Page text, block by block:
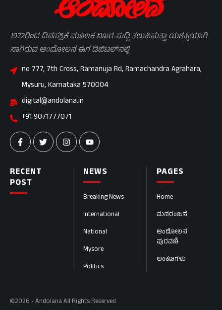
PAGES
Home
ಮನರಂಜನೆ
ಆಂದೋಲನ
ಪುರವಣಿ
ಅಂಕಣಗಳು
NEWS
Breaking News
International
National
Mysore
Politics
RECENT
POST
1972ರಿಂದ ದಿನಪತ್ರಿಕೆ ಮೂಲಕ ನಿಖರ ಸುದ್ದಿ ತಲುಪಿಸುತ್ತಾ ಯಶಸ್ವಿಯಾಗಿ
ಸಾಗಿರುವ ಆಂದೋಲನ ಈಗ ಡಿಜಿಟಲ್‌ನಲ್ಲಿ
no 777, 7th Cross, Ramanuja Rd, Ramachandra Agrahara,
Mysuru, Karnataka 570004
digital@andolana.in
+91 9071777071
©2026 - Andolana All Rights Reserved